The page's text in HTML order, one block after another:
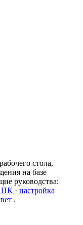
стола,
на базе
руководства:
ПК · настройка
.